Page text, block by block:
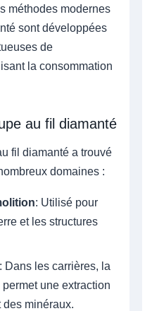
méthodes modernes
sont développées
de
la consommation
au fil diamanté
fil diamanté a trouvé
domaines :
: Utilisé pour
et les structures
Dans les carrières, la
une extraction
des minéraux.